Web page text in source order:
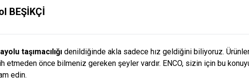
BEŞİKÇİ
taşımacılığı denildiğinde akla sadece hız geldiğini biliyoruz.
etmeden önce bilmeniz gereken şeyler vardır. ENCO, sizin için bu
edin.